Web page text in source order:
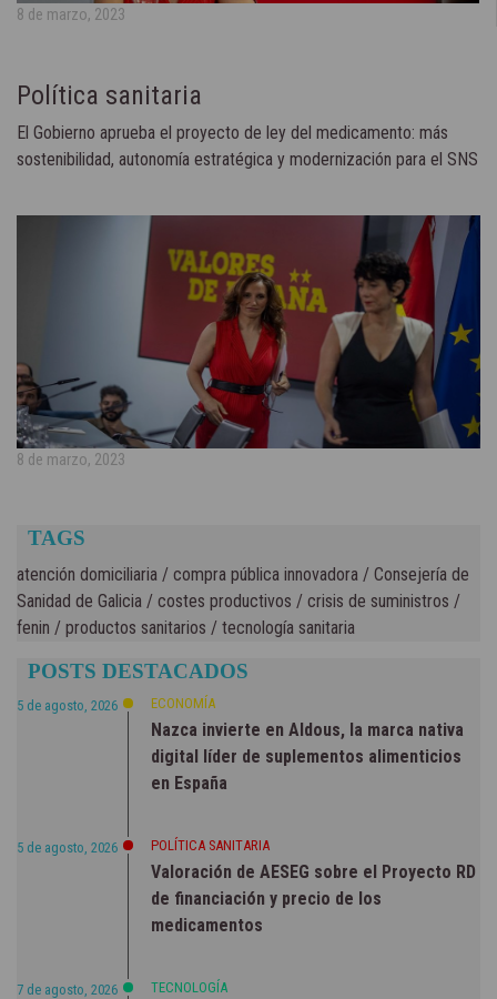
8 de marzo, 2023
Política sanitaria
El Gobierno aprueba el proyecto de ley del medicamento: más
sostenibilidad, autonomía estratégica y modernización para el SNS
8 de marzo, 2023
TAGS
atención domiciliaria / compra pública innovadora / Consejería de
Sanidad de Galicia / costes productivos / crisis de suministros /
fenin / productos sanitarios / tecnología sanitaria
POSTS DESTACADOS
5 de agosto, 2026 ECONOMÍA
Nazca invierte en Aldous, la marca nativa
digital líder de suplementos alimenticios
en España
5 de agosto, 2026 POLÍTICA SANITARIA
Valoración de AESEG sobre el Proyecto RD
de financiación y precio de los
medicamentos
7 de agosto, 2026 TECNOLOGÍA